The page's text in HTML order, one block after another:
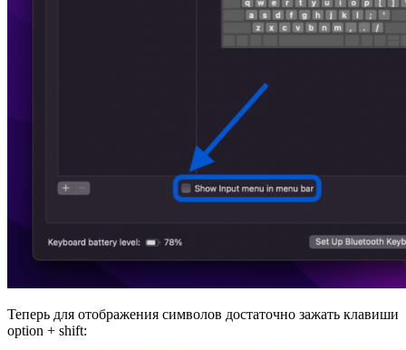
Теперь для отображения символов достаточно зажать клавиши
option + shift: